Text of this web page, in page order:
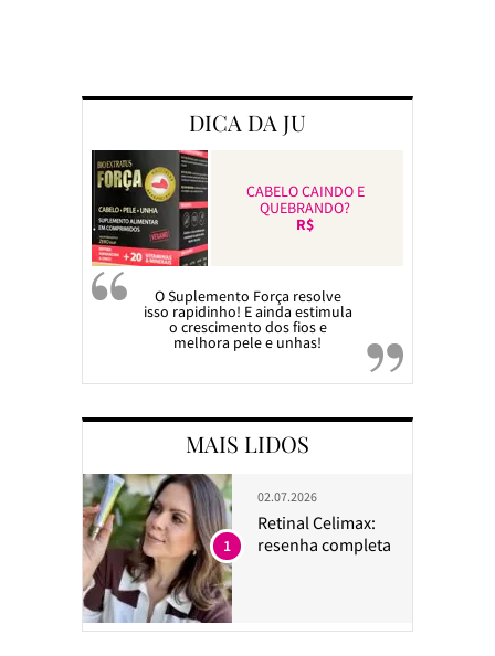
DICA DA JU
CABELO CAINDO E
QUEBRANDO?
R$
O Suplemento Força resolve
isso rapidinho! E ainda estimula
o crescimento dos fios e
melhora pele e unhas!
MAIS LIDOS
02.07.2026
Retinal Celimax:
resenha completa
1